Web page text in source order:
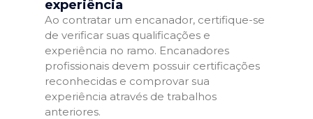
experiência
Ao contratar um encanador, certifique-se
de verificar suas qualificações e
experiência no ramo. Encanadores
profissionais devem possuir certificações
reconhecidas e comprovar sua
experiência através de trabalhos
anteriores.